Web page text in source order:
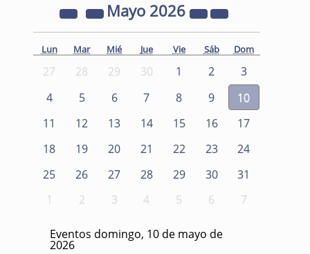
Mayo 2026
Lun Mar Mié Jue Vie Sáb Dom
27 28 29 30 1 2
3
4
5 6 7 8 9
10
11
12 13 14 15 16
17
18
19 20 21 22 23
24
25
26 27 28 29 30
31
1
2 3 4 5 6 7
Eventos domingo, 10 de mayo de
2026